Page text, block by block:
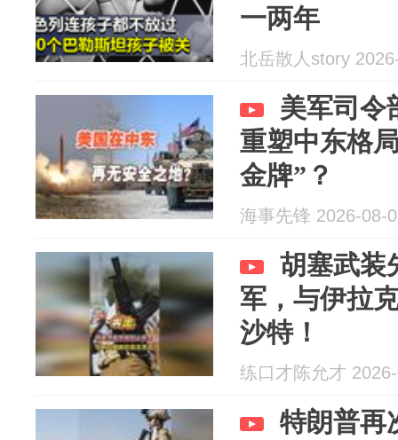
一两年
北岳散人story
美军司令
重塑中东格
金牌”？
海事先锋 2026-08-
胡塞武装
军，与伊拉
沙特！
练口才陈允才
特朗普再